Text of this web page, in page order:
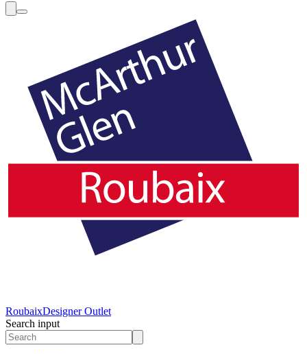
RoubaixDesigner Outlet
Search input